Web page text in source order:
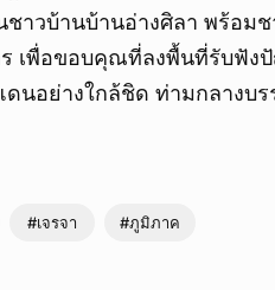
าวบ้านบ้านอ่างศิลา พร้อม
เพื่อขอบคุณที่ลงพื้นที่รับฟัง
นอย่างใกล้ชิด ท่ามกลางบ
#เจรจา #ภูมิภาค